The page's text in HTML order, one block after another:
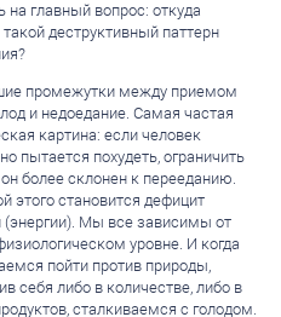
на главный вопрос: откуда
деструктивный паттерн
промежутки между приемом
и недоедание. Самая частая
картина: если человек
пытается похудеть, ограничить
он более склонен к перееданию.
этого становится дефицит
(энергии). Мы все зависимы от
уровне. И когда
пойти против природы,
себя либо в количестве, либо в
сталкиваемся с голодом.